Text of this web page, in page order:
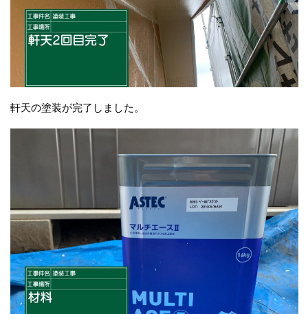
軒天の塗装が完了しました。